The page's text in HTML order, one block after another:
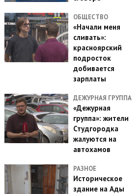
ОБЩЕСТВО
«Начали меня
сливать»:
красноярский
подросток
добивается
зарплаты
ДЕЖУРНАЯ ГРУППА
«Дежурная
группа»: жители
Студгородка
жалуются на
автохамов
РАЗНОЕ
Историческое
здание на Ады